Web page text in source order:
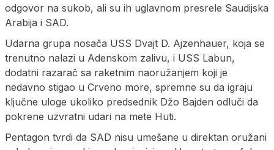
odgovor na sukob, ali su ih uglavnom presrele Saudijska
Arabija i SAD.
Udarna grupa nosača USS Dvajt D. Ajzenhauer, koja se
trenutno nalazi u Adenskom zalivu, i USS Labun,
dodatni razarač sa raketnim naoružanjem koji je
nedavno stigao u Crveno more, spremne su da igraju
ključne uloge ukoliko predsednik Džo Bajden odluči da
pokrene uzvratni udari na mete Huti.
Pentagon tvrdi da SAD nisu umešane u direktan oružani